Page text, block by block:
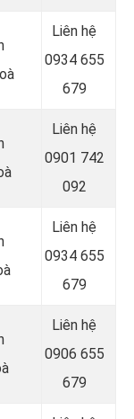
Liên hệ
0934 655
679
Liên hệ
0901 742
092
Liên hệ
0934 655
679
Liên hệ
0906 655
679